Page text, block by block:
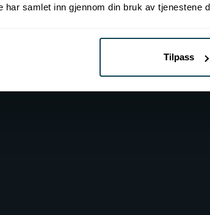
har samlet inn gjennom din bruk av tjenestene
Tilpass